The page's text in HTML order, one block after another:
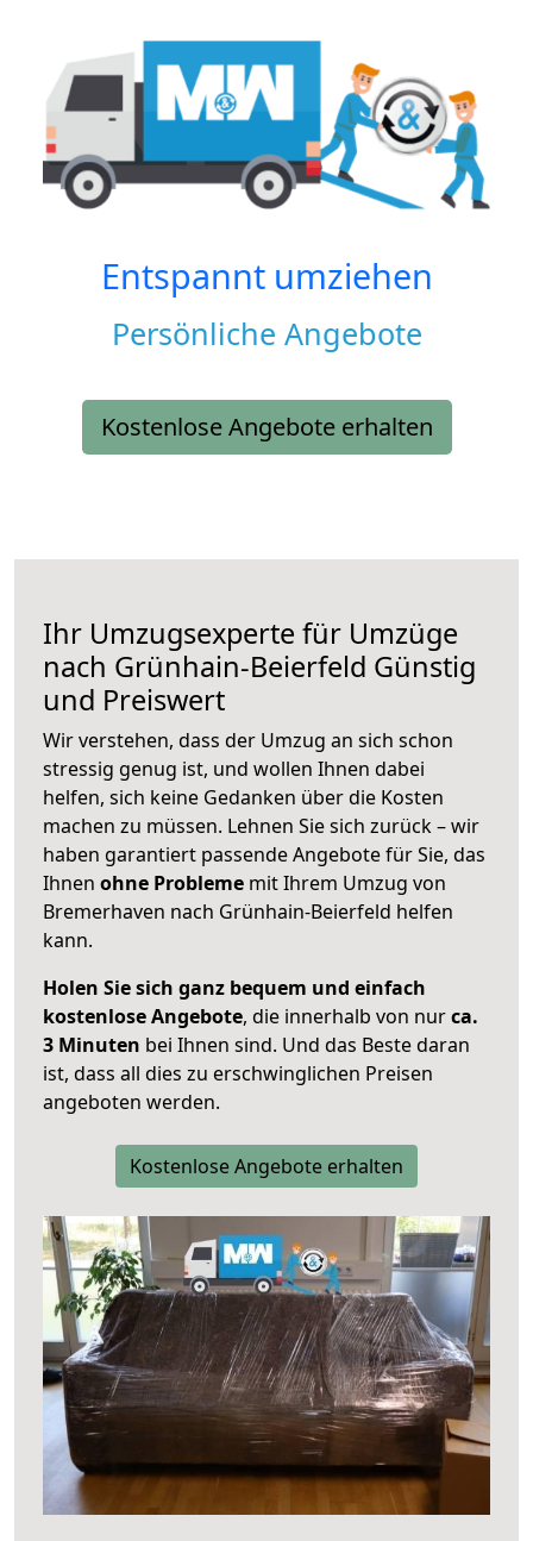
Entspannt umziehen
Persönliche Angebote
Kostenlose Angebote erhalten
Ihr Umzugsexperte für Umzüge
nach Grünhain-Beierfeld Günstig
und Preiswert
Wir verstehen, dass der Umzug an sich schon
stressig genug ist, und wollen Ihnen dabei
helfen, sich keine Gedanken über die Kosten
machen zu müssen. Lehnen Sie sich zurück – wir
haben garantiert passende Angebote für Sie, das
Ihnen ohne Probleme mit Ihrem Umzug von
Bremerhaven nach Grünhain-Beierfeld helfen
kann.
Holen Sie sich ganz bequem und einfach
kostenlose Angebote, die innerhalb von nurca.
3 Minuten bei Ihnen sind. Und das Beste daran
ist, dass all dies zu erschwinglichen Preisen
angeboten werden.
Kostenlose Angebote erhalten